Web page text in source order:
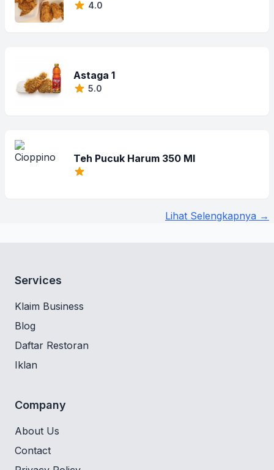
4.0
Astaga 1
5.0
Teh Pucuk Harum 350 Ml
Lihat Selengkapnya →
Services
Klaim Business
Blog
Daftar Restoran
Iklan
Company
About Us
Contact